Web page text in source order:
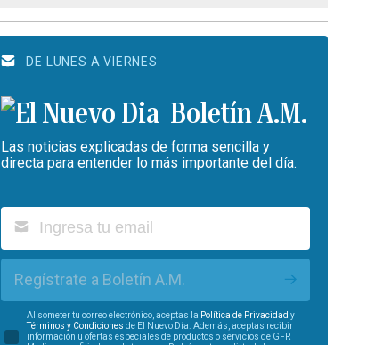
DE LUNES A VIERNES
Boletín A.M.
Las noticias explicadas de forma sencilla y
directa para entender lo más importante del día.
Regístrate a Boletín A.M.
Al someter tu correo electrónico, aceptas la Política de Privacidad y
Términos y Condiciones de El Nuevo Día. Además, aceptas recibir
información u ofertas especiales de productos o servicios de GFR